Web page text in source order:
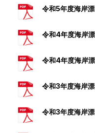
令和5年度海岸
令和4年度海岸
令和4年度海岸
令和3年度海岸
令和3年度海岸